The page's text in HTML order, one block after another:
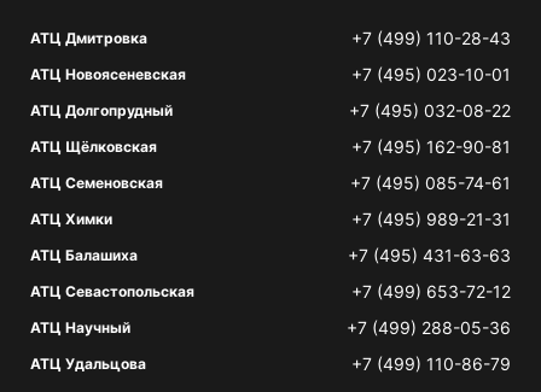
АТЦ Дмитровка +7 (499) 110-28-43
АТЦ Новоясеневская +7 (495) 023-10-01
АТЦ Долгопрудный +7 (495) 032-08-22
АТЦ Щёлковская +7 (495) 162-90-81
АТЦ Семеновская +7 (495) 085-74-61
АТЦ Химки +7 (495) 989-21-31
АТЦ Балашиха +7 (495) 431-63-63
АТЦ Севастопольская +7 (499) 653-72-12
АТЦ Научный +7 (499) 288-05-36
АТЦ Удальцова +7 (499) 110-86-79